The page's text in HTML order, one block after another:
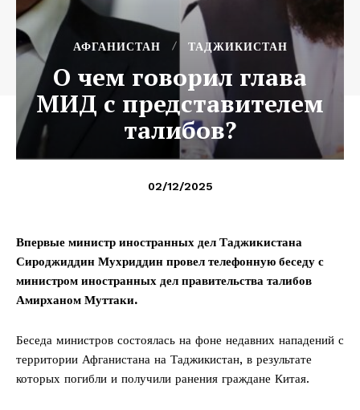
АФГАНИСТАН ТАДЖИКИСТАН
О чем говорил глава
МИД с представителем
талибов?
02/12/2025
Впервые министр иностранных дел Таджикистана
Сироджиддин Мухриддин провел телефонную беседу с
министром иностранных дел правительства талибов
Амирханом Муттаки.
Беседа министров состоялась на фоне недавних нападений с
территории Афганистана на Таджикистан, в результате
которых погибли и получили ранения граждане Китая.